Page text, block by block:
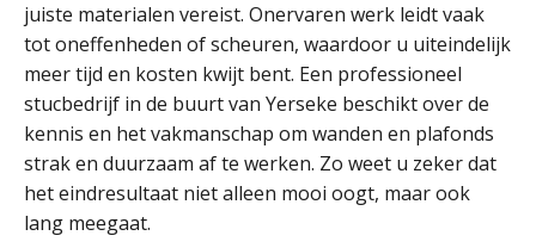
juiste materialen vereist. Onervaren werk leidt vaak
tot oneffenheden of scheuren, waardoor u uiteindelijk
meer tijd en kosten kwijt bent. Een professioneel
stucbedrijf in de buurt van Yerseke beschikt over de
kennis en het vakmanschap om wanden en plafonds
strak en duurzaam af te werken. Zo weet u zeker dat
het eindresultaat niet alleen mooi oogt, maar ook
lang meegaat.